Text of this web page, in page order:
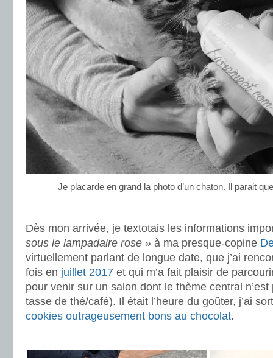
Je placarde en grand la photo d’un chaton. Il parait
Dès mon arrivée, je textotais les informations
sous le lampadaire rose » à ma presque-copine
virtuellement parlant de longue date, que j’ai
fois en juillet 2017 et qui m’a fait plaisir de
pour venir sur un salon dont le thème central
tasse de thé/café). Il était l’heure du goûter, j’ai
cookies outrageusement bons au chocolat.